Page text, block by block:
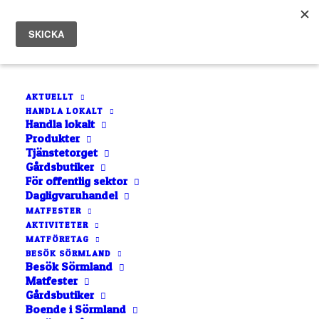
AKTUELLT
HANDLA LOKALT
Handla lokalt
Produkter
Tjänstetorget
Gårdsbutiker
För offentlig sektor
Dagligvaruhandel
MATFESTER
AKTIVITETER
MATFÖRETAG
BESÖK SÖRMLAND
Besök Sörmland
Matfester
Gårdsbutiker
Boende i Sörmland
Saft – Jordgubb
70kr